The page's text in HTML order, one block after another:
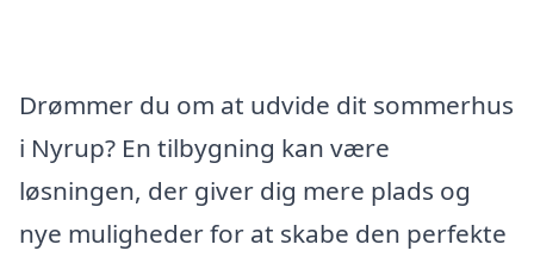
Drømmer du om at udvide dit sommerhus
i Nyrup? En tilbygning kan være
løsningen, der giver dig mere plads og
nye muligheder for at skabe den perfekte